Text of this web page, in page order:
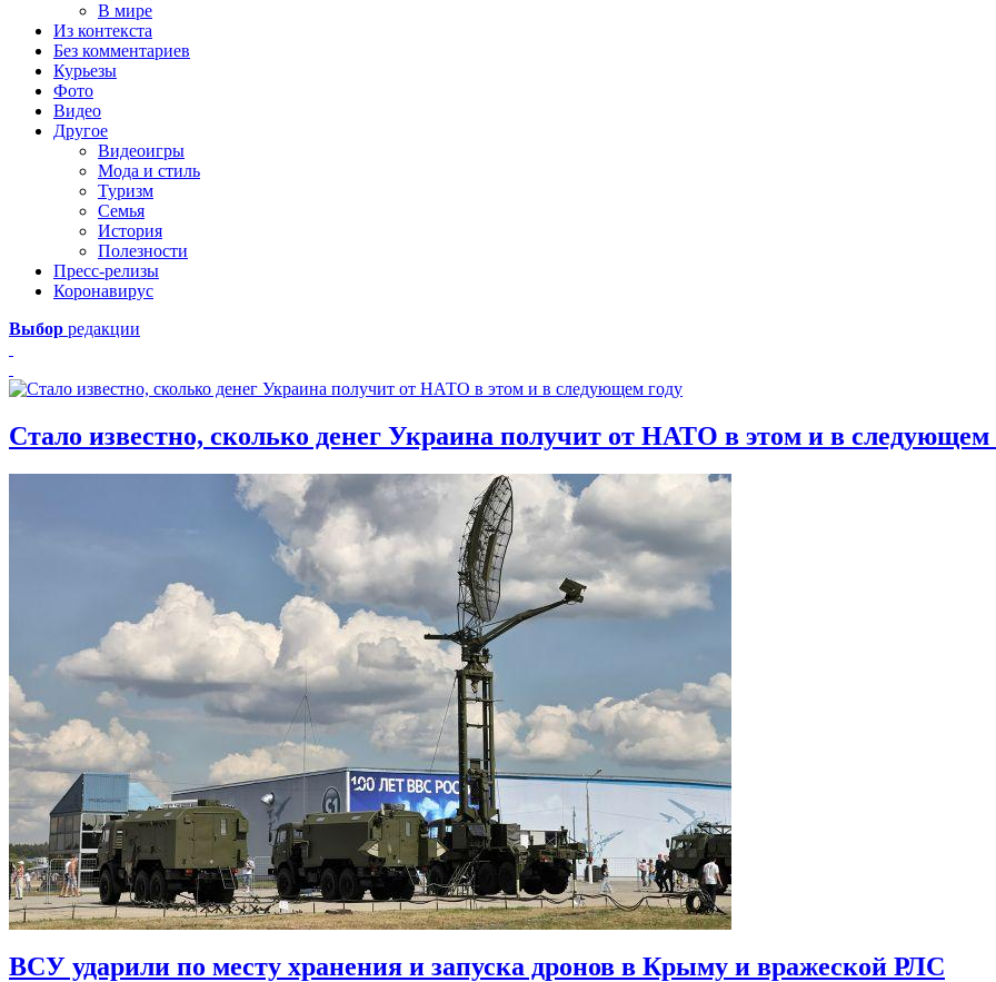
В мире
Из контекста
Без комментариев
Курьезы
Фото
Видео
Другое
Видеоигры
Мода и стиль
Туризм
Семья
История
Полезности
Пресс-релизы
Коронавирус
Выбор редакции
Стало известно, сколько денег Украина получит от НАТО в этом и в следующем
ВСУ ударили по месту хранения и запуска дронов в Крыму и вражеской РЛС